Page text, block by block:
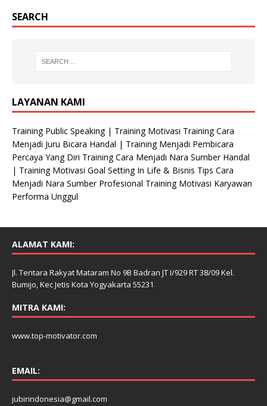
SEARCH
LAYANAN KAMI
Training Public Speaking | Training Motivasi Training Cara
Menjadi Juru Bicara Handal | Training Menjadi Pembicara
Percaya Yang Diri Training Cara Menjadi Nara Sumber Handal
| Training Motivasi Goal Setting In Life & Bisnis Tips Cara
Menjadi Nara Sumber Profesional Training Motivasi Karyawan
Performa Unggul
ALAMAT KAMI:
Jl. Tentara Rakyat Mataram No 9B Badran JT I/929 RT 38/09 Kel.
Bumijo, Kec Jetis Kota Yogyakarta 55231
MITRA KAMI:
www.top-motivator.com
EMAIL:
jubirindonesia@gmail.com